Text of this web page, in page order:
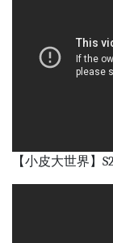
【小皮大世界】